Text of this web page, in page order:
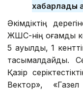
хабарлады
Әкімдіктің
ЖШС-нің қоғамдық
5 ауылдық, 1
тасымалдайды.
Қазір
Вектор»,